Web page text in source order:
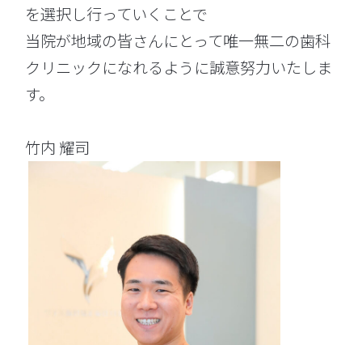
を選択し行っていくことで
当院が地域の皆さんにとって唯一無二の歯科
クリニックになれるように誠意努力いたしま
す。
竹内 耀司